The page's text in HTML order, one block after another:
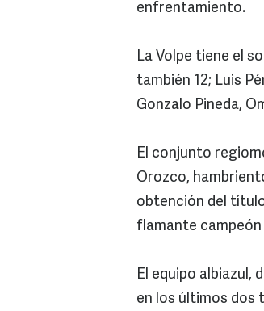
enfrentamiento.
La Volpe tiene el
también 12; Luis
Gonzalo Pineda,
El conjunto
Orozco,
obtención del
flamante
El equipo albiazul,
en los últimos dos